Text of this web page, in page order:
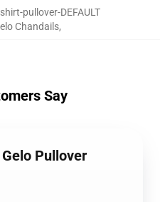
pullover-DEFAULT
Chandails,
Say
Pullover